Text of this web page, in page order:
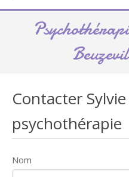
Contacter
psychothérapie
Nom